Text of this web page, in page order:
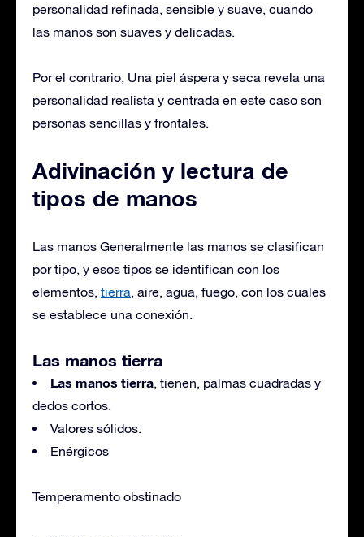
personalidad refinada, sensible y suave, cuando
las manos son suaves y delicadas.
Por el contrario, Una piel áspera y seca revela una
personalidad realista y centrada en este caso son
personas sencillas y frontales.
Adivinación y lectura de
tipos de manos
Las manos Generalmente las manos se clasifican
por tipo, y esos tipos se identifican con los
elementos, tierra, aire, agua, fuego, con los cuales
se establece una conexión.
Las manos tierra
Las manos tierra, tienen, palmas cuadradas y
dedos cortos.
Valores sólidos.
Enérgicos
Temperamento obstinado